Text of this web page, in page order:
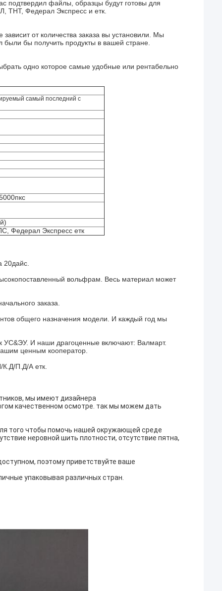
подтвердил файлы, образцы будут готовы для
ТНТ, Федерал Экспресс и етк.
от количества заказа вы установили. Мы
бы получить продукты в вашей стране.
одно которое самые удобные или рентабельно
самый последний с
Федерал Экспресс етк
20дайс.
вольфрам. Весь материал может
заказа.
общего назначения модели. И каждый год мы
УС&ЭУ. И наши драгоценные включают: Валмарт.
ценным кооператор.
П.Д/А етк.
мы имеют дизайнера
качественном осмотре. так мы можем дать
того чтобы помочь нашей окружающей среде
неровной шить плотности, отсутствие пятна,
поэтому приветствуйте ваше
упаковывая различных стран.